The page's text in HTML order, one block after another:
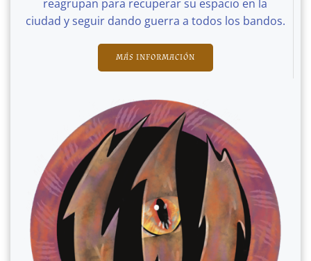
reagrupan para recuperar su espacio en la
ciudad y seguir dando guerra a todos los bandos.
MÁS INFORMACIÓN